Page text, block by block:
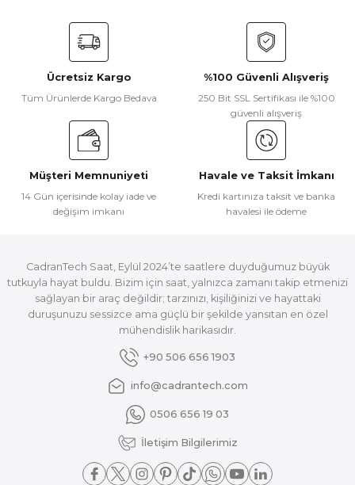
Ücretsiz Kargo
Tüm Ürünlerde Kargo Bedava
%100 Güvenli Alışveriş
250 Bit SSL Sertifikası ile %100
güvenli alışveriş
Müşteri Memnuniyeti
14 Gün içerisinde kolay iade ve
değişim imkanı
Havale ve Taksit İmkanı
Kredi kartınıza taksit ve banka
havalesi ile ödeme
CadranTech Saat, Eylül 2024’te saatlere duyduğumuz büyük
tutkuyla hayat buldu. Bizim için saat, yalnızca zamanı takip etmenizi
sağlayan bir araç değildir; tarzınızı, kişiliğinizi ve hayattaki
duruşunuzu sessizce ama güçlü bir şekilde yansıtan en özel
mühendislik harikasıdır.
+90 506 656 1903
info@cadrantech.com
0506 656 19 03
İletişim Bilgilerimiz